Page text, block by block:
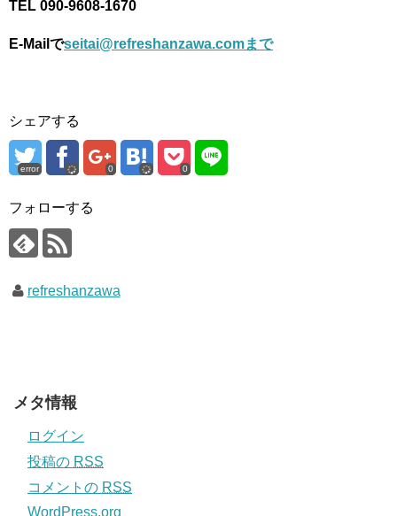
TEL 090-9608-1670
E-Mailでseitai@refreshanzawa.comまで
シェアする
error 0 0
フォローする
refreshanzawa
メタ情報
ログイン
投稿の RSS
コメントの RSS
WordPress.org